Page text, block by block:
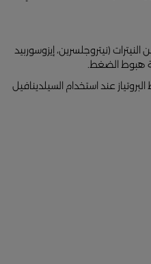
(نيتروجلسرين، إيزوسوربيد
هبوط الضغط.
عند استخدام السيلدينافيل